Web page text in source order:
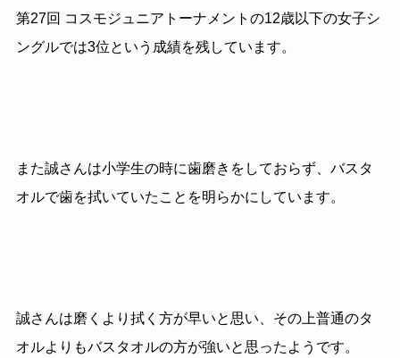
第27回 コスモジュニアトーナメントの12歳以下の女子シ
ングルでは3位という成績を残しています。
また誠さんは小学生の時に歯磨きをしておらず、バスタ
オルで歯を拭いていたことを明らかにしています。
誠さんは磨くより拭く方が早いと思い、その上普通のタ
オルよりもバスタオルの方が強いと思ったようです。